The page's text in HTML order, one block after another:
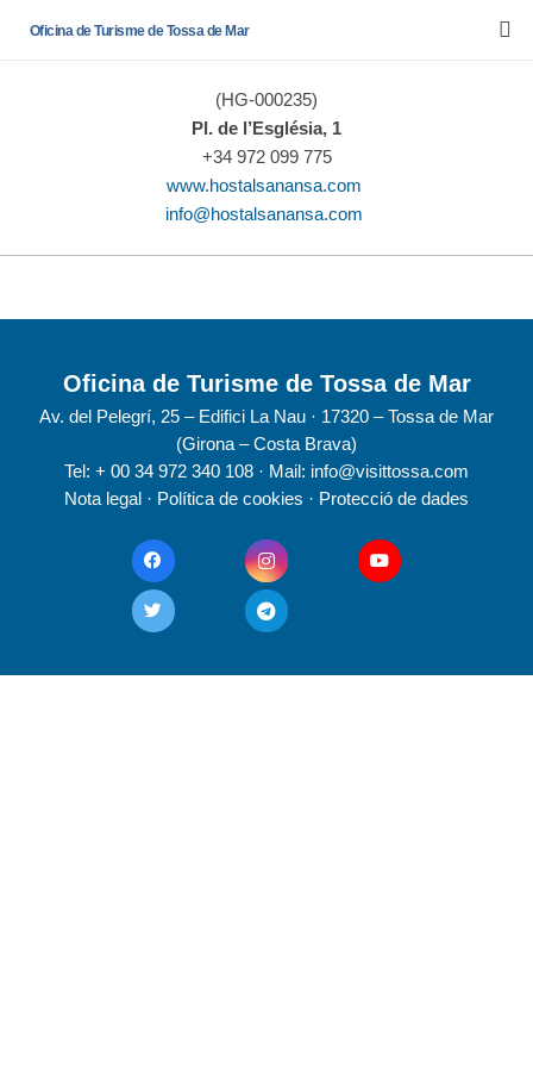
Oficina de Turisme de Tossa de Mar
(HG-000235)
Pl. de l’Església, 1
+34 972 099 775
www.hostalsanansa.com
info@hostalsanansa.com
Oficina de Turisme de Tossa de Mar
Av. del Pelegrí, 25 – Edifici La Nau · 17320 – Tossa de Mar
(Girona – Costa Brava)
Tel: + 00 34 972 340 108 · Mail: info@visittossa.com
Nota legal · Política de cookies · Protecció de dades